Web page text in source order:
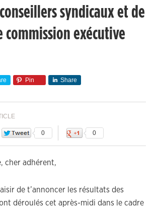
syndicaux et de
commission exécutive
Pin Share
0 0
cher adhérent,
de t’annoncer les résultats des
déroulés cet après-midi dans le cadre